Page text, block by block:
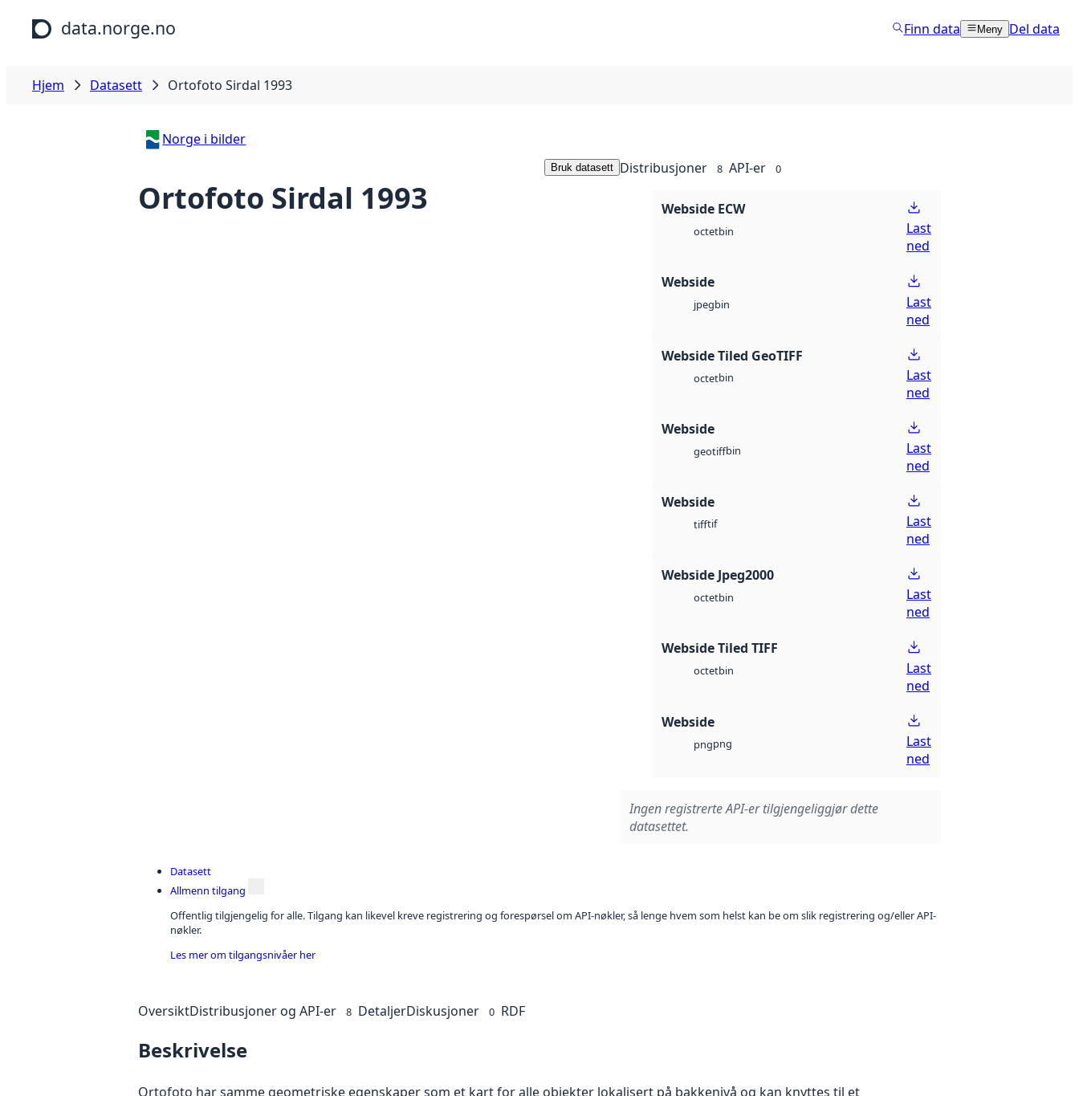
Hopp til hovedinnhold
data.norge.no Finn data Meny Del data
Hjem Datasett Ortofoto Sirdal 1993
Norge i bilder
Ortofoto Sirdal 1993
Bruk datasett Distribusjoner 8 API-er 0
Webside ECW
octetbin
Last
ned
Webside
jpegbin
Last
ned
Webside Tiled GeoTIFF
octetbin
Last
ned
Webside
geotiffbin
Last
ned
Webside
tifftif
Last
ned
Webside Jpeg2000
octetbin
Last
ned
Webside Tiled TIFF
octetbin
Last
ned
Webside
pngpng
Last
ned
Ingen registrerte API-er tilgjengeliggjør dette
datasettet.
Datasett
Allmenn tilgang
Offentlig tilgjengelig for alle. Tilgang kan likevel kreve registrering og forespørsel om API-nøkler, så lenge hvem som helst kan be om slik registrering og/eller API-
nøkler.
Les mer om tilgangsnivåer her
OversiktDistribusjoner og API-er 8 DetaljerDiskusjoner 0 RDF
Beskrivelse
Ortofoto har samme geometriske egenskaper som et kart for alle objekter lokalisert på bakkenivå og kan knyttes til et